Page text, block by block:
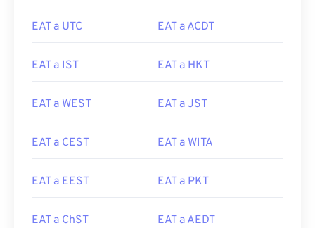
EAT a UTC EAT a ACDT
EAT a IST EAT a HKT
EAT a WEST EAT a JST
EAT a CEST EAT a WITA
EAT a EEST EAT a PKT
EAT a ChST EAT a AEDT